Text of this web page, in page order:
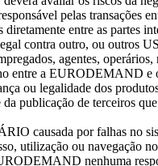
pelas transações
entre as partes
contra outro, ou outros
agentes, operários,
entre a
ou legalidade dos
de terceiros
causada por falhas no
utilização ou navegação
nenhuma